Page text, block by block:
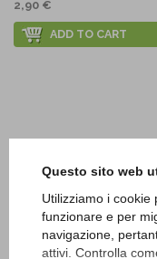
Questo sito web
Utilizziamo i
funzionare e per
navigazione,
attivi. Controlla
2,90 €
ADD TO CART